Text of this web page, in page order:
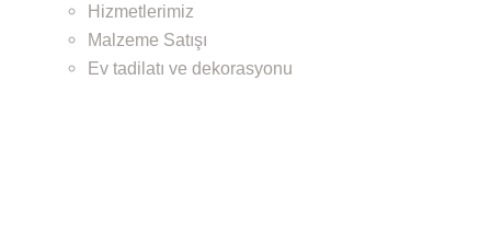
Hizmetlerimiz
Malzeme Satışı
Ev tadilatı ve dekorasyonu